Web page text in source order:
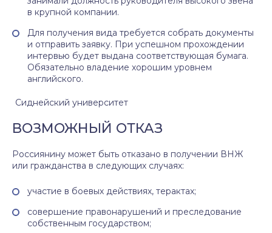
в крупной компании.
Для получения вида требуется собрать документы
и отправить заявку. При успешном прохождении
интервью будет выдана соответствующая бумага.
Обязательно владение хорошим уровнем
английского.
Сиднейский университет
ВОЗМОЖНЫЙ ОТКАЗ
Россиянину может быть отказано в получении ВНЖ
или гражданства в следующих случаях:
участие в боевых действиях, терактах;
совершение правонарушений и преследование
собственным государством;